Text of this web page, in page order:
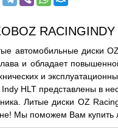
RACINGINDY
автомобильные диски
и обладает
и
HLT представлены в
Литые диски OZ
Мы поможем Вам купить